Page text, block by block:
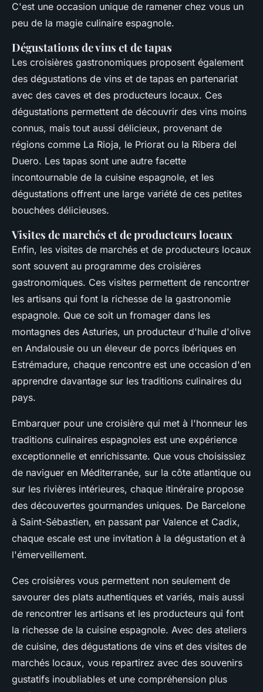
C'est une occasion unique de ramener chez vous un
peu de la magie culinaire espagnole.
Dégustations de vins et de tapas
Les croisières gastronomiques proposent également
des dégustations de vins et de tapas en partenariat
avec des caves et des producteurs locaux. Ces
dégustations permettent de découvrir des vins moins
connus, mais tout aussi délicieux, provenant de
régions comme La Rioja, le Priorat ou la Ribera del
Duero. Les tapas sont une autre facette
incontournable de la cuisine espagnole, et les
dégustations offrent une large variété de ces petites
bouchées délicieuses.
Visites de marchés et de producteurs locaux
Enfin, les visites de marchés et de producteurs locaux
sont souvent au programme des croisières
gastronomiques. Ces visites permettent de rencontrer
les artisans qui font la richesse de la gastronomie
espagnole. Que ce soit un fromager dans les
montagnes des Asturies, un producteur d'huile d'olive
en Andalousie ou un éleveur de porcs ibériques en
Estrémadure, chaque rencontre est une occasion d'en
apprendre davantage sur les traditions culinaires du
pays.
Embarquer pour une croisière qui met à l'honneur les
traditions culinaires espagnoles est une expérience
exceptionnelle et enrichissante. Que vous choisissiez
de naviguer en Méditerranée, sur la côte atlantique ou
sur les rivières intérieures, chaque itinéraire propose
des découvertes gourmandes uniques. De Barcelone
à Saint-Sébastien, en passant par Valence et Cadix,
chaque escale est une invitation à la dégustation et à
l'émerveillement.
Ces croisières vous permettent non seulement de
savourer des plats authentiques et variés, mais aussi
de rencontrer les artisans et les producteurs qui font
la richesse de la cuisine espagnole. Avec des ateliers
de cuisine, des dégustations de vins et des visites de
marchés locaux, vous repartirez avec des souvenirs
gustatifs inoubliables et une compréhension plus